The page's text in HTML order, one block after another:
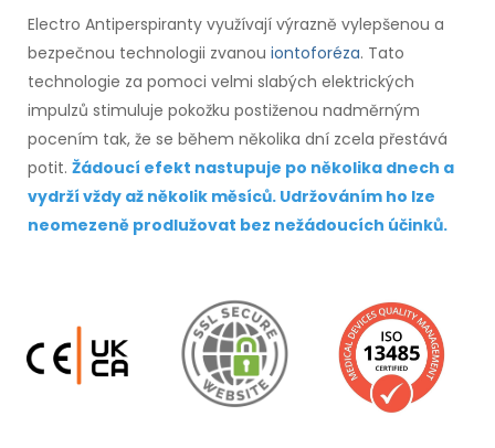
Electro Antiperspiranty využívají výrazně vylepšenou a
bezpečnou technologii zvanou iontoforéza. Tato
technologie za pomoci velmi slabých elektrických
impulzů stimuluje pokožku postiženou nadměrným
pocením tak, že se během několika dní zcela přestává
potit. Žádoucí efekt nastupuje po několika dnech a
vydrží vždy až několik měsíců. Udržováním ho lze
neomezeně prodlužovat bez nežádoucích účinků.